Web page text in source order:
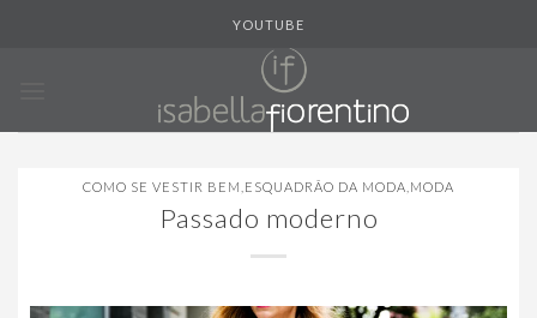
YOUTUBE
COMO SE VESTIR BEM ESQUADRÃO DA MODA MODA
Passado moderno